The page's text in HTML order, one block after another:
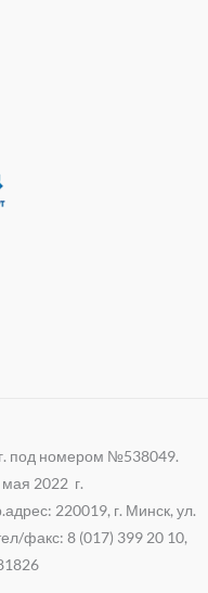
под номером №538049.
2022 г.
220019, г. Минск, ул.
факс: 8 (017) 399 20 10,